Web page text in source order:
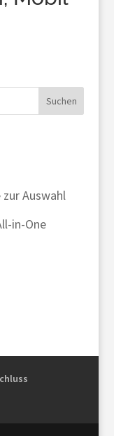
Auswahl
in-One